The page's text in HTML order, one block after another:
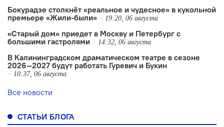
Бокурадзе столкнëт «реальное и чудесное» в кукольной
премьере «Жили-были»
19:20, 06 августа
«Старый дом» приедет в Москву и Петербург с
большими гастролями
14:32, 06 августа
В Калининградском драматическом театре в сезоне
2026—2027 будут работать Гуревич и Букин
10:37, 06 августа
Все новости
СТАТЬИ БЛОГА